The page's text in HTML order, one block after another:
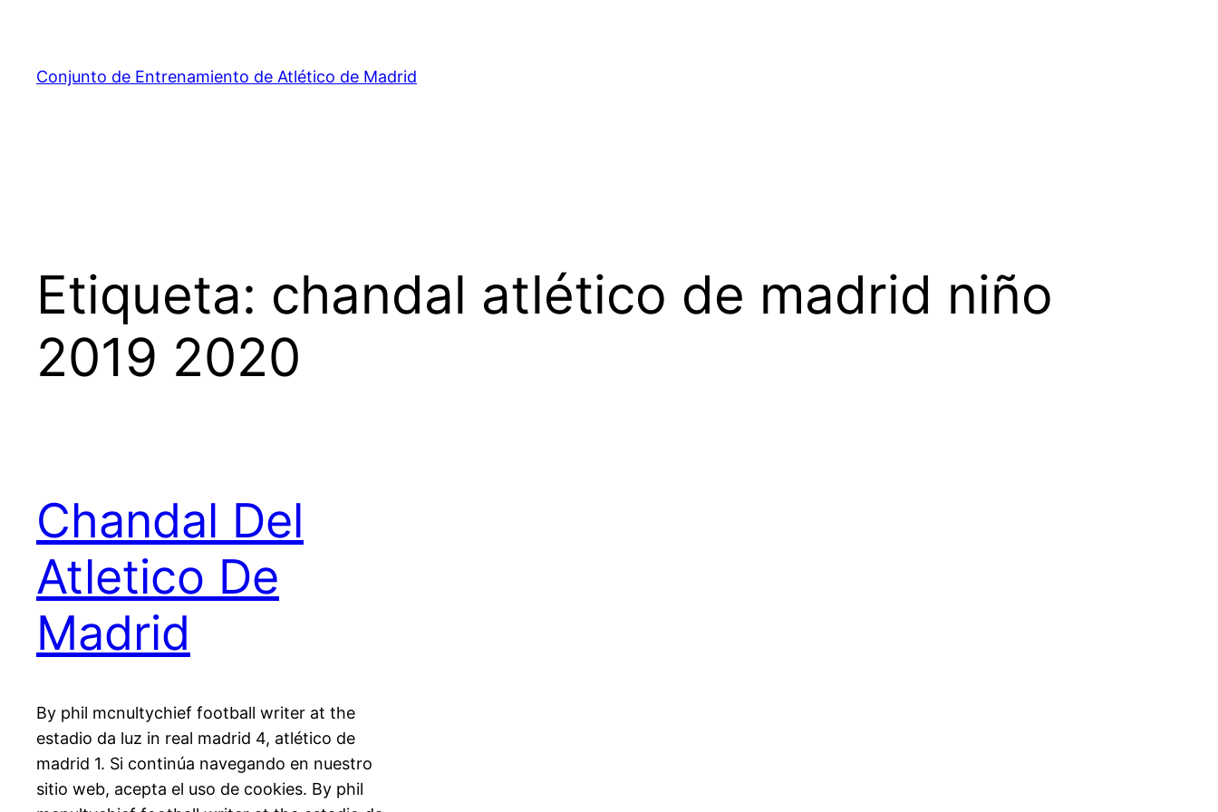
contenido
Conjunto de Entrenamiento de Atlético de Madrid
Etiqueta: chandal atlético de madrid niño
2019 2020
Chandal Del
Atletico De
Madrid
By phil mcnultychief football writer at the
estadio da luz in real madrid 4, atlético de
madrid 1. Si continúa navegando en nuestro
sitio web, acepta el uso de cookies. By phil